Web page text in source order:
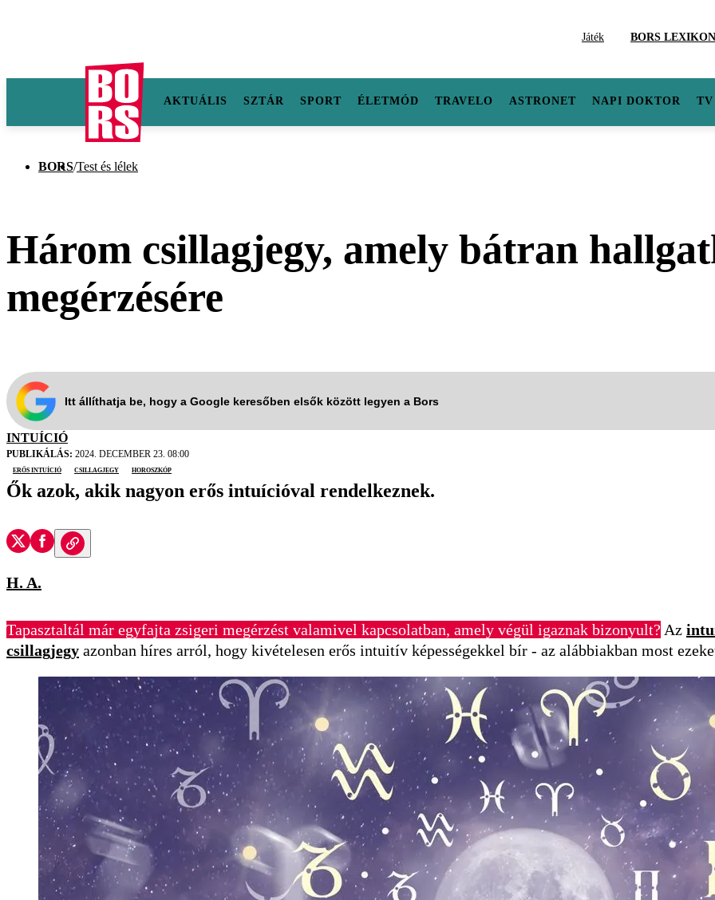
Játék BORS LEXIKON
AKTUÁLIS SZTÁR SPORT ÉLETMÓD TRAVELO ASTRONET NAPI DOKTOR TV
BORS/Test és lélek
Három csillagjegy, amely bátran
megérzésére
Itt állíthatja be, hogy a Google keresőben elsők között legyen a Bors
INTUÍCIÓ
PUBLIKÁLÁS: 2024. DECEMBER 23. 08:00
erős intuíció
csillagjegy horoszkóp
Ők azok, akik nagyon erős intuícióval rendelkeznek.
H. A.
Tapasztaltál már egyfajta zsigeri megérzést valamivel kapcsolatban, amely végül igaznak bizonyult? Az
csillagjegy azonban híres arról, hogy kivételesen erős intuitív képességekkel bír - az alábbiakban most